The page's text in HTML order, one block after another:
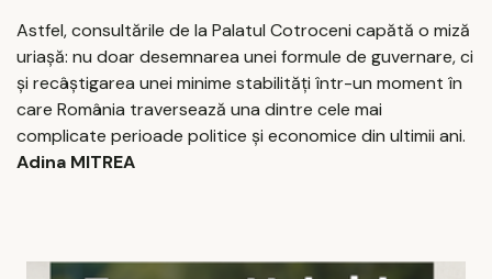
Astfel, consultările de la Palatul Cotroceni capătă o miză
uriașă: nu doar desemnarea unei formule de guvernare, ci
și recâștigarea unei minime stabilități într-un moment în
care România traversează una dintre cele mai
complicate perioade politice și economice din ultimii ani.
Adina MITREA